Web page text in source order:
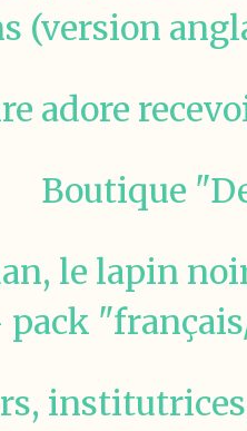
(version
adore
Boutique
le lapin
pack